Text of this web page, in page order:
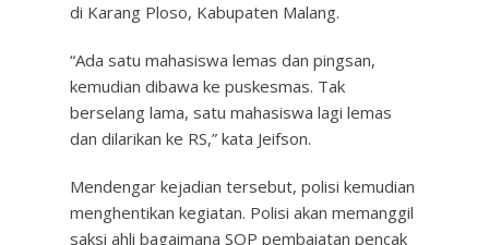
di Karang Ploso, Kabupaten Malang.
“Ada satu mahasiswa lemas dan pingsan,
kemudian dibawa ke puskesmas. Tak
berselang lama, satu mahasiswa lagi lemas
dan dilarikan ke RS,” kata Jeifson.
Mendengar kejadian tersebut, polisi kemudian
menghentikan kegiatan. Polisi akan memanggil
saksi ahli bagaimana SOP pembaiatan pencak